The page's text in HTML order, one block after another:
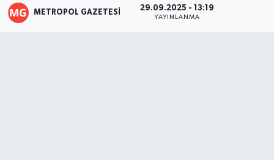
METROPOL GAZETESI 29.09.2025 - 13:19
YAYINLANMA